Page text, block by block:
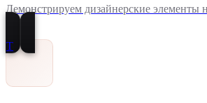
Демонстрируем дизайнерские элементы
T